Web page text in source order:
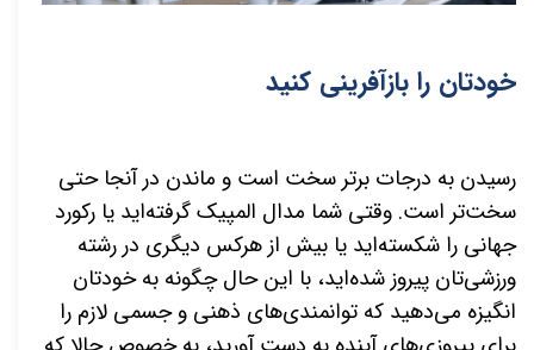
خودتان را بازآفرینی کنید
رسیدن به درجات برتر سخت است و ماندن در آنجا حتی
سخت‌تر است. وقتی شما مدال المپیک گرفته‌اید یا رکورد
جهانی را شکسته‌اید یا بیش از هرکس دیگری در رشته
ورزشی‌تان پیروز شده‌اید، با این حال چگونه به خودتان
انگیزه می‌دهید که توانمندی‌های ذهنی و جسمی لازم را